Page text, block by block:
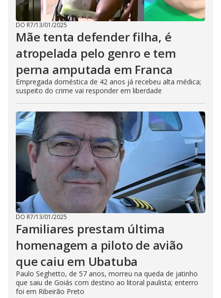
DO R7/13/01/2025
Mãe tenta defender filha, é
atropelada pelo genro e tem
perna amputada em Franca
Empregada doméstica de 42 anos já recebeu alta médica;
suspeito do crime vai responder em liberdade
DO R7/13/01/2025
Familiares prestam última
homenagem a piloto de avião
que caiu em Ubatuba
Paulo Seghetto, de 57 anos, morreu na queda de jatinho
que saiu de Goiás com destino ao litoral paulista; enterro
foi em Ribeirão Preto